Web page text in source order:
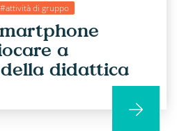
#attività di gruppo
a
didattica